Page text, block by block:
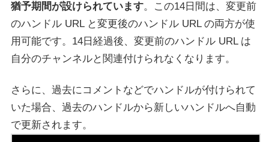
猶予期間が設けられています。この14日間は、変更前
のハンドル URL と変更後のハンドル URL の両方が使
用可能です。14日経過後、変更前のハンドル URL は
自分のチャンネルと関連付けられなくなります。
さらに、過去にコメントなどでハンドルが付けられて
いた場合、過去のハンドルから新しいハンドルへ自動
で更新されます。